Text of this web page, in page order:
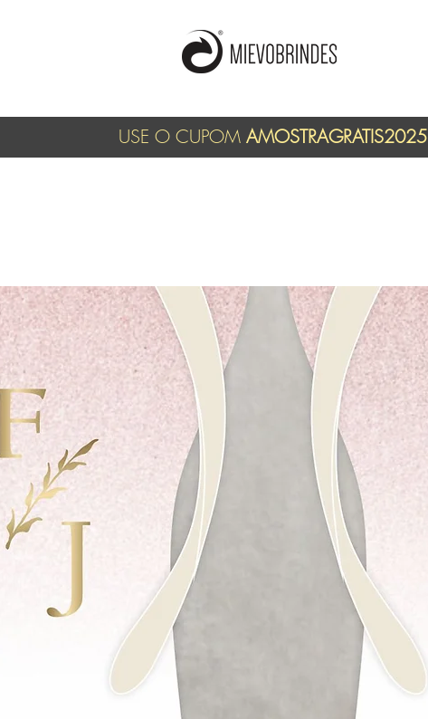
USE O CUPOM AMOSTRAGRATIS2025